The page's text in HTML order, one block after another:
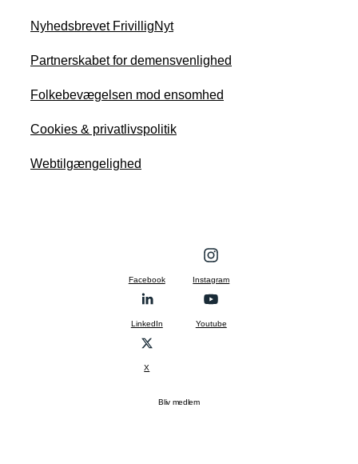
Nyhedsbrevet FrivilligNyt
Partnerskabet for demensvenlighed
Folkebevægelsen mod ensomhed
Cookies & privatlivspolitik
Webtilgængelighed
Facebook Instagram
LinkedIn Youtube
X
Bliv medlem